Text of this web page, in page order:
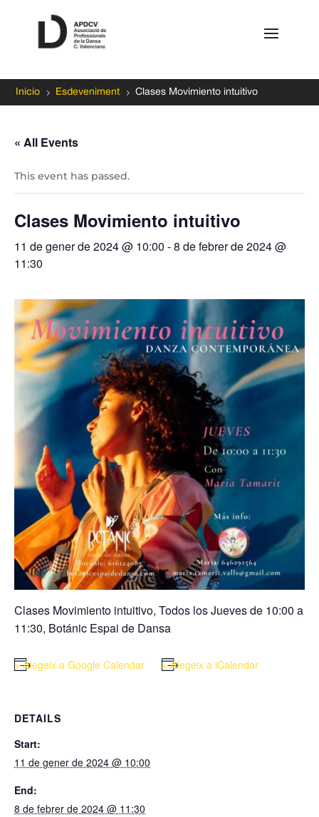
Inicio 5 Esdeveniment 5 Clases Movimiento intuitivo
« All Events
This event has passed.
Clases Movimiento intuitivo
11 de gener de 2024 @ 10:00 -8 de febrer de 2024 @
11:30
Clases Movimiento intuitivo, Todos los Jueves de 10:00 a
11:30, Botánic Espai de Dansa
+ Afegeix a Google Calendar + Afegeix a iCalendar
DETAILS
Start:
11 de gener de 2024 @ 10:00
End:
8 de febrer de 2024 @ 11:30